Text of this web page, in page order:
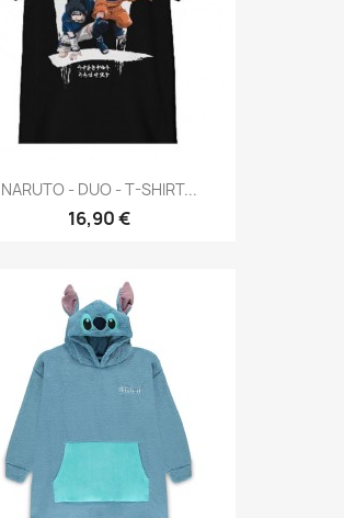
NARUTO - DUO - T-SHIRT...
16,90 €